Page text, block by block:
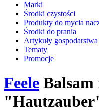
Marki
Środki czystości
Produkty do mycia
Środki do prania
Artykuły
Tematy
Promocje
Feele Balsam